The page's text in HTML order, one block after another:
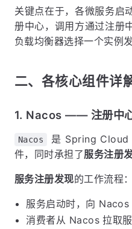
关键点在于，各微服务启
册中心，调用方通过注册
负载均衡器选择一个实例
二、各核心组件详
1. Nacos —— 注册中心
Nacos
是 Spring Cloud
件，同时承担了服务注册
服务注册发现的工作流程：
服务启动时，向
消费者从 Nacos 拉取